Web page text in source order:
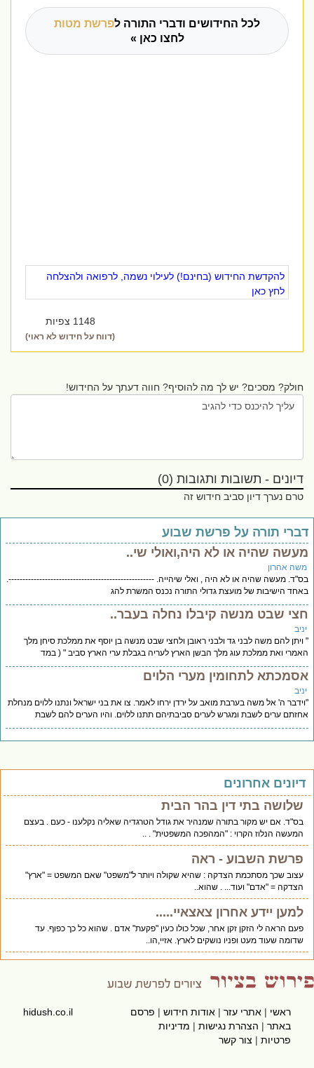
לכל החידושים ודברי התורה לפרשת מטות
לחצו כאן »
להקדשת החידוש (בחינם!) לעילוי נשמה, לרפואה ולהצלחה
לחץ כאן
1148 צפיות
(דווח על חידוש לא ראוי)
חולק? מסכים? יש לך מה להוסיף? חווה דעתך על החידוש!
דיונים - תשובות ותגובות (0)
טרם נערך דיון סביב חידוש זה
תורה על פרשת שבוע
שהיה או לא היה,ואולי שי..
אהרון
מעשה שהיה או לא היה , ואלי שיהייה. ----------------------------------------------------.
הישיבות של מועצת גדולי התורה נכנס המשרת להג
שבט מנשה קיבלו נחלה בעבר..
להם משה לבני גד ולבני ראובן ולחצי שבט מנשה בן יוסף את ממלכת סיחן מלך
ואת ממלכת עוג מלך הבשן הארץ לעריה בגבלת ערי הארץ סביב " ( במד
לתחומין מערי הלוים
ה' אל משה בערבת מואב על ירדן ירחו לאמר. צו את בני ישראל ונתנו ללוים מנחלת
ערים לשבת ומגרש לערים סביבתיהם תתנו ללוים. והיו הערים להם לשבת
אחרונים
שלושה בתי דין בהר הבית
בס"ד. אם יש מקור בתורה שמנהיר את גודל הטרגדיה שאליה נקלענו - כעם . בעצם
המעשה הנלוז הקרוי : "המהפכה המשפטית" . ..
פרשת השבוע - ראה
עצוב שכך מסתכמת הצדקה : שהיא שקולה ויותר ל"משפט" שאם המשפט = "ארץ"
הצדקה = "אדם" ועוד... . שהוא..
למען יידע אחרון צאצאיי.....
פעם הראה לי הזקן זקן אחר, שכל כולו כעין "פקעת" אדם . שהוא כל כך כפוף. עד
שדומה שעוד מעט ופניו נושקים לארץ. אזיי,הו..
ראשי|אתרי עזר|אודות חידוש|פרסם
באתר|הצהרת נגישות|מדיניות
פרטיות|צור קשר
hidush.co.il